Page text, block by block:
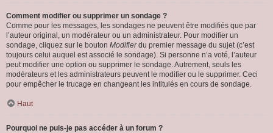
Comment modifier ou supprimer un sondage ?
Comme pour les messages, les sondages ne peuvent être modifiés que par
l’auteur original, un modérateur ou un administrateur. Pour modifier un
sondage, cliquez sur le bouton Modifierdu premier message du sujet (c’est
toujours celui auquel est associé le sondage). Si personne n’a voté, l’auteur
peut modifier une option ou supprimer le sondage. Autrement, seuls les
modérateurs et les administrateurs peuvent le modifier ou le supprimer. Ceci
pour empêcher le trucage en changeant les intitulés en cours de sondage.
Haut
Pourquoi ne puis-je pas accéder à un forum ?